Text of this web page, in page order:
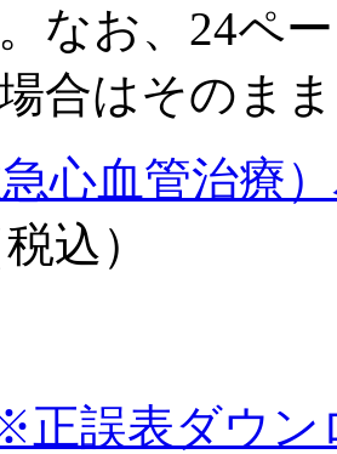
なお、24ペ
合はそのま
急心血管治療）
税込）
正誤表ダウン